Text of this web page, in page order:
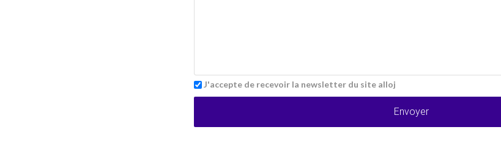
J'accepte de recevoir la newsletter du site alloj
Envoyer